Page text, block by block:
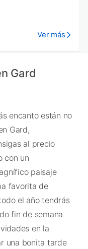
Ver más
Gard
encanto están no
Gard,
al precio
con un
paisaje
favorita de
el año tendrás
fin de semana
en la
una bonita tarde